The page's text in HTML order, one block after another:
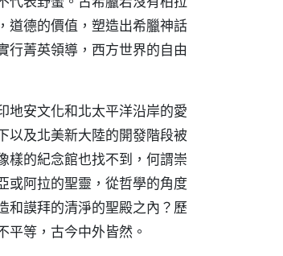
道德的價值，塑造出希臘神話
行菁英領導，西方世界的自由
地安文化和北太平洋沿岸的愛
以及北美新大陸的開發階段被
樣的紀念館也找不到，何謂崇
或阿拉的聖靈，從哲學的角度
和謨拜的清淨的聖殿之內？歷
等，古今中外皆然。